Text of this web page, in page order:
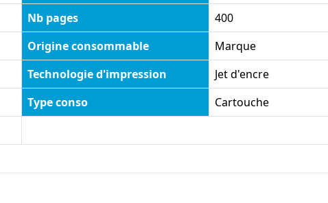
Nb pages
400
Origine consommable
Marque
Technologie d'impression
Jet d'encre
Type conso
Cartouche